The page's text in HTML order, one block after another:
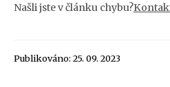
Našli jste v článku chybu?
Publikováno: 25. 09. 2023